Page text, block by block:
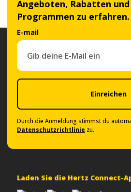
Angeboten, Rabatten und
Programmen zu erfahren.
E-mail
Einreichen
Durch die Anmeldung stimmst du
Datenschutzrichtlinie zu.
Laden Sie die Hertz Connect-